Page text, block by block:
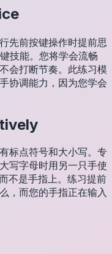
先前按键操作时提前思
技能。您将学会流畅
会打断节奏。此练习模
协调能力，因为您学会
标点符号和大小写。专
写字母时用另一只手使
不是手指上。练习提前
，而您的手指正在输入